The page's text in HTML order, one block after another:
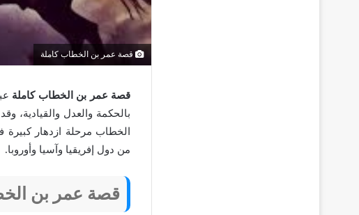
قصة عمر بن الخطاب كاملة
قصة عمر بن الخطاب كاملة
بالحكمة والعدل والقيادية،
الخطاب مرحلة ازدهار كبيرة
من دول إفريقيا وآسيا وأوروبا.
قصة عمر بن